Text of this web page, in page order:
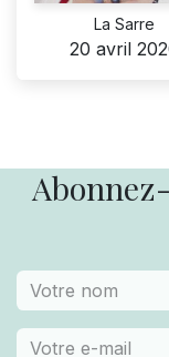
La Sarre
20 avril